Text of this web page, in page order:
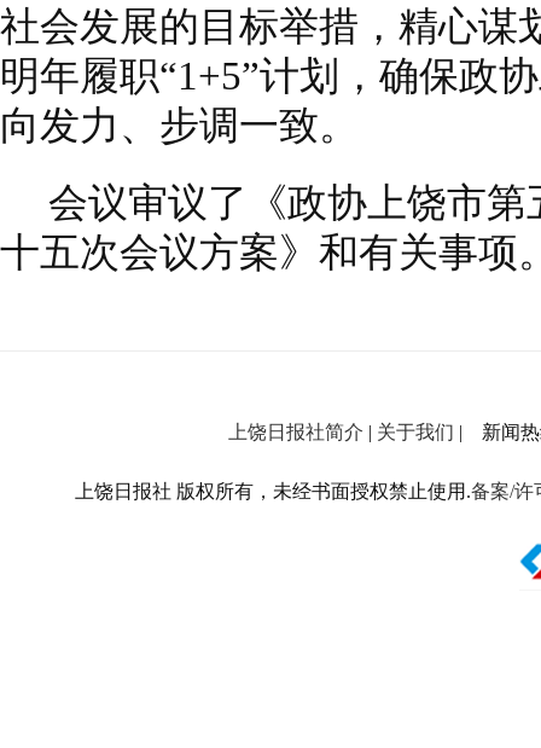
社会发展的目标举措，精心谋
明年履职“1+5”计划，确保政
向发力、步调一致。
会议审议了《政协上饶市
十五次会议方案》和有关事项
上饶日报社简介 | 关于我们 | 新闻热
上饶日报社 版权所有，未经书面授权禁止使用.备案/许